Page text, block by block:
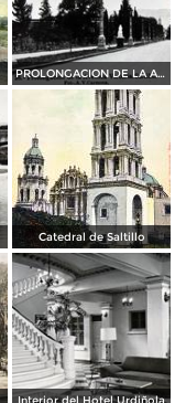
PROLONGACION DE LA AVE. VICTORIA
Catedral de Saltillo
Interior del Hotel Urdiñola